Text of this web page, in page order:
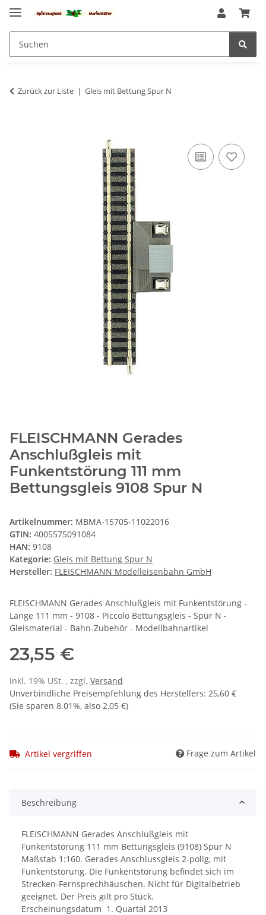
Zurück zur Liste Gleis mit Bettung Spur N
FLEISCHMANN Gerades
Anschlußgleis mit
Funkentstörung 111 mm
Bettungsgleis 9108 Spur N
Artikelnummer: MBMA-15705-11022016
GTIN: 4005575091084
HAN: 9108
Kategorie: Gleis mit Bettung Spur N
Hersteller: FLEISCHMANN Modelleisenbahn GmbH
FLEISCHMANN Gerades Anschlußgleis mit Funkentstörung -
Länge 111 mm - 9108 - Piccolo Bettungsgleis - Spur N -
Gleismaterial - Bahn-Zubehör - Modellbahnartikel
23,55 €
inkl. 19% USt. , zzgl. Versand
Unverbindliche Preisempfehlung des Herstellers: 25,60 €
(Sie sparen 8.01%, also 2,05 €)
Artikel vergriffen Frage zum Artikel
Beschreibung
FLEISCHMANN Gerades Anschlußgleis mit
Funkentstörung 111 mm Bettungsgleis (9108) Spur N
Maßstab 1:160. Gerades Anschlussgleis 2-polig, mit
Funkentstörung. Die Funkentstörung befindet sich im
Strecken-Fernsprechhäuschen. Nicht für Digitalbetrieb
geeignet. Der Preis gilt pro Stück.
Erscheinungsdatum 1. Quartal 2013